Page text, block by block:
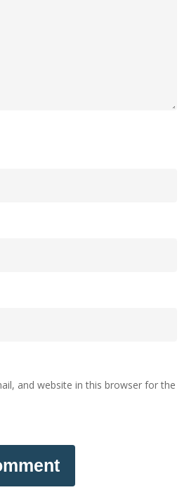
and website in this browser for the